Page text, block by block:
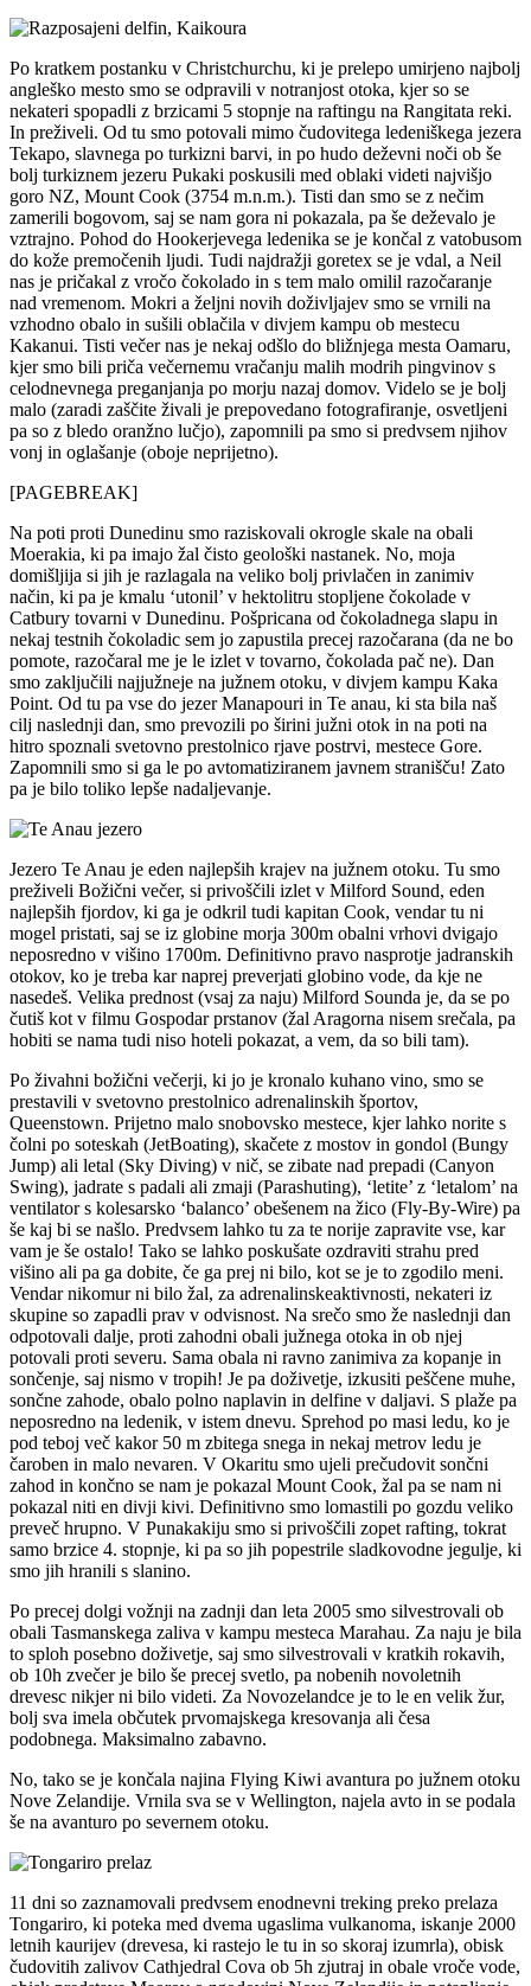
Po kratkem postanku v Christchurchu, ki je prelepo umirjeno najbolj
angleško mesto smo se odpravili v notranjost otoka, kjer so se
nekateri spopadli z brzicami 5 stopnje na raftingu na Rangitata reki.
In preživeli. Od tu smo potovali mimo čudovitega ledeniškega jezera
Tekapo, slavnega po turkizni barvi, in po hudo deževni noči ob še
bolj turkiznem jezeru Pukaki poskusili med oblaki videti najvišjo
goro NZ, Mount Cook (3754 m.n.m.). Tisti dan smo se z nečim
zamerili bogovom, saj se nam gora ni pokazala, pa še deževalo je
vztrajno. Pohod do Hookerjevega ledenika se je končal z vatobusom
do kože premočenih ljudi. Tudi najdražji goretex se je vdal, a Neil
nas je pričakal z vročo čokolado in s tem malo omilil razočaranje
nad vremenom. Mokri a željni novih doživljajev smo se vrnili na
vzhodno obalo in sušili oblačila v divjem kampu ob mestecu
Kakanui. Tisti večer nas je nekaj odšlo do bližnjega mesta Oamaru,
kjer smo bili priča večernemu vračanju malih modrih pingvinov s
celodnevnega preganjanja po morju nazaj domov. Videlo se je bolj
malo (zaradi zaščite živali je prepovedano fotografiranje, osvetljeni
pa so z bledo oranžno lučjo), zapomnili pa smo si predvsem njihov
vonj in oglašanje (oboje neprijetno).
[PAGEBREAK]
Na poti proti Dunedinu smo raziskovali okrogle skale na obali
Moerakia, ki pa imajo žal čisto geološki nastanek. No, moja
domišljija si jih je razlagala na veliko bolj privlačen in zanimiv
način, ki pa je kmalu ‘utonil’ v hektolitru stopljene čokolade v
Catbury tovarni v Dunedinu. Pošpricana od čokoladnega slapu in
nekaj testnih čokoladic sem jo zapustila precej razočarana (da ne bo
pomote, razočaral me je le izlet v tovarno, čokolada pač ne). Dan
smo zaključili najjužneje na južnem otoku, v divjem kampu Kaka
Point. Od tu pa vse do jezer Manapouri in Te anau, ki sta bila naš
cilj naslednji dan, smo prevozili po širini južni otok in na poti na
hitro spoznali svetovno prestolnico rjave postrvi, mestece Gore.
Zapomnili smo si ga le po avtomatiziranem javnem stranišču! Zato
pa je bilo toliko lepše nadaljevanje.
Jezero Te Anau je eden najlepših krajev na južnem otoku. Tu smo
preživeli Božični večer, si privoščili izlet v Milford Sound, eden
najlepših fjordov, ki ga je odkril tudi kapitan Cook, vendar tu ni
mogel pristati, saj se iz globine morja 300m obalni vrhovi dvigajo
neposredno v višino 1700m. Definitivno pravo nasprotje jadranskih
otokov, ko je treba kar naprej preverjati globino vode, da kje ne
nasedeš. Velika prednost (vsaj za naju) Milford Sounda je, da se po
čutiš kot v filmu Gospodar prstanov (žal Aragorna nisem srečala, pa
hobiti se nama tudi niso hoteli pokazat, a vem, da so bili tam).
Po živahni božični večerji, ki jo je kronalo kuhano vino, smo se
prestavili v svetovno prestolnico adrenalinskih športov,
Queenstown. Prijetno malo snobovsko mestece, kjer lahko norite s
čolni po soteskah (JetBoating), skačete z mostov in gondol (Bungy
Jump) ali letal (Sky Diving) v nič, se zibate nad prepadi (Canyon
Swing), jadrate s padali ali zmaji (Parashuting), ‘letite’ z ‘letalom’ na
ventilator s kolesarsko ‘balanco’ obešenem na žico (Fly-By-Wire) pa
še kaj bi se našlo. Predvsem lahko tu za te norije zapravite vse, kar
vam je še ostalo! Tako se lahko poskušate ozdraviti strahu pred
višino ali pa ga dobite, če ga prej ni bilo, kot se je to zgodilo meni.
Vendar nikomur ni bilo žal, za adrenalinskeaktivnosti, nekateri iz
skupine so zapadli prav v odvisnost. Na srečo smo že naslednji dan
odpotovali dalje, proti zahodni obali južnega otoka in ob njej
potovali proti severu. Sama obala ni ravno zanimiva za kopanje in
sončenje, saj nismo v tropih! Je pa doživetje, izkusiti peščene muhe,
sončne zahode, obalo polno naplavin in delfine v daljavi. S plaže pa
neposredno na ledenik, v istem dnevu. Sprehod po masi ledu, ko je
pod teboj več kakor 50 m zbitega snega in nekaj metrov ledu je
čaroben in malo nevaren. V Okaritu smo ujeli prečudovit sončni
zahod in končno se nam je pokazal Mount Cook, žal pa se nam ni
pokazal niti en divji kivi. Definitivno smo lomastili po gozdu veliko
preveč hrupno. V Punakakiju smo si privoščili zopet rafting, tokrat
samo brzice 4. stopnje, ki pa so jih popestrile sladkovodne jegulje, ki
smo jih hranili s slanino.
Po precej dolgi vožnji na zadnji dan leta 2005 smo silvestrovali ob
obali Tasmanskega zaliva v kampu mesteca Marahau. Za naju je bila
to sploh posebno doživetje, saj smo silvestrovali v kratkih rokavih,
ob 10h zvečer je bilo še precej svetlo, pa nobenih novoletnih
drevesc nikjer ni bilo videti. Za Novozelandce je to le en velik žur,
bolj sva imela občutek prvomajskega kresovanja ali česa
podobnega. Maksimalno zabavno.
No, tako se je končala najina Flying Kiwi avantura po južnem otoku
Nove Zelandije. Vrnila sva se v Wellington, najela avto in se podala
še na avanturo po severnem otoku.
11 dni so zaznamovali predvsem enodnevni treking preko prelaza
Tongariro, ki poteka med dvema ugaslima vulkanoma, iskanje 2000
letnih kaurijev (drevesa, ki rastejo le tu in so skoraj izumrla), obisk
čudovitih zalivov Cathjedral Cova ob 5h zjutraj in obale vroče vode,